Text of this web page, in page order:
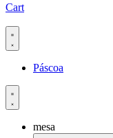
Cart
Páscoa
mesa